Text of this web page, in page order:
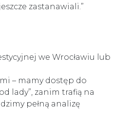
zastanawiali.”
we Wrocławiu lub
– mamy dostęp do
lady”, zanim trafią na
pełną analizę